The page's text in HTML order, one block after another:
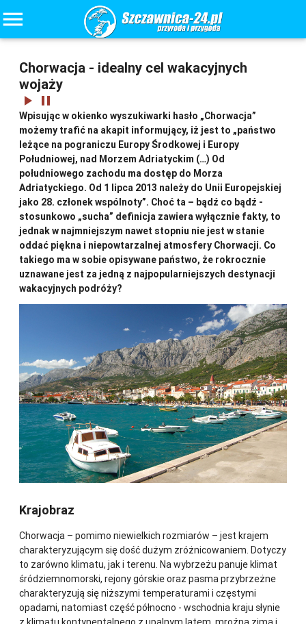
menu
Chorwacja - idealny cel wakacyjnych
wojaży
play_arrow pause
Wpisując w okienko wyszukiwarki hasło „Chorwacja”
możemy trafić na akapit informujący, iż jest to „państwo
leżące na pograniczu Europy Środkowej i Europy
Południowej, nad Morzem Adriatyckim (…) Od
południowego zachodu ma dostęp do Morza
Adriatyckiego. Od 1 lipca 2013 należy do Unii Europejskiej
jako 28. członek wspólnoty”. Choć ta – bądź co bądź -
stosunkowo „sucha” definicja zawiera wyłącznie fakty, to
jednak w najmniejszym nawet stopniu nie jest w stanie
oddać piękna i niepowtarzalnej atmosfery Chorwacji. Co
takiego ma w sobie opisywane państwo, że rokrocznie
uznawane jest za jedną z najpopularniejszych destynacji
wakacyjnych podróży?
Krajobraz
Chorwacja – pomimo niewielkich rozmiarów – jest krajem
charakteryzującym się dość dużym zróżnicowaniem. Dotyczy
to zarówno klimatu, jak i terenu. Na wybrzeżu panuje klimat
śródziemnomorski, rejony górskie oraz pasma przybrzeżne
charakteryzują się niższymi temperaturami i częstymi
opadami, natomiast część północno - wschodnia kraju słynie